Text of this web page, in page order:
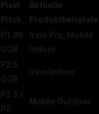
Pixel
Pitch
Aktuelle
Produktbeispiele
P1.86
GOB
Irion Pro, Mobile
Indoor
P2.5
GOB
Irion Indoor
P2.5 /
P3
Mobile Outdoor